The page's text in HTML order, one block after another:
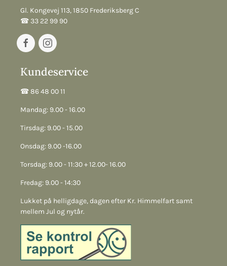
Gl. Kongevej 113, 1850 Frederiksberg C
☎︎ 33 22 99 90
Kundeservice
☎︎ 86 48 00 11
Mandag: 9.00 - 16.00
Tirsdag: 9.00 - 15.00
Onsdag: 9.00 -16.00
Torsdag: 9.00 - 11:30 + 12.00- 16.00
Fredag: 9.00 - 14:30
Lukket på helligdage, dagen efter Kr. Himmelfart samt
mellem Jul og nytår.